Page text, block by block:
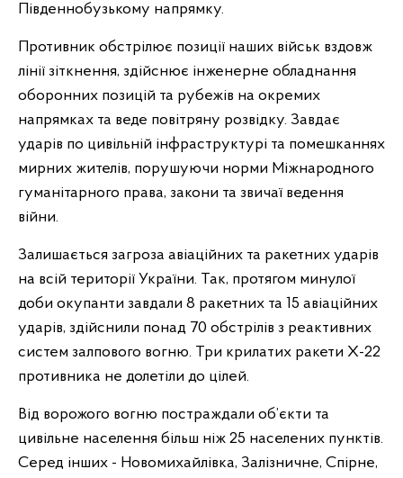
Південнобузькому напрямку.
Противник обстрілює позиції наших військ вздовж
лінії зіткнення, здійснює інженерне обладнання
оборонних позицій та рубежів на окремих
напрямках та веде повітряну розвідку. Завдає
ударів по цивільній інфраструктурі та помешканнях
мирних жителів, порушуючи норми Міжнародного
гуманітарного права, закони та звичаї ведення
війни.
Залишається загроза авіаційних та ракетних ударів
на всій території України. Так, протягом минулої
доби окупанти завдали 8 ракетних та 15 авіаційних
ударів, здійснили понад 70 обстрілів з реактивних
систем залпового вогню. Три крилатих ракети Х-22
противника не долетіли до цілей.
Від ворожого вогню постраждали об’єкти та
цивільне населення більш ніж 25 населених пунктів.
Серед інших - Новомихайлівка, Залізничне, Спірне,